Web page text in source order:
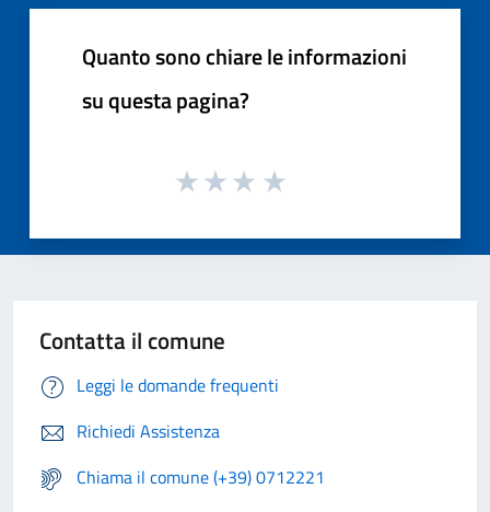
Quanto sono chiare le informazioni
su questa pagina?
Contatta il comune
Leggi le domande frequenti
Richiedi Assistenza
Chiama il comune (+39) 0712221